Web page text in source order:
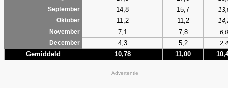
September
14,8 15,7
Oktober
11,2 11,2
November
7,1 7,8
6,0
December
4,3 5,2 2,4
Gemiddeld 10,78 11,00
Advertentie